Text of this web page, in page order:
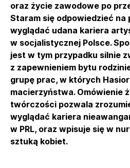
oraz życie zawodowe po
Staram się odpowiedzieć na
wyglądać udana kariera
w socjalistycznej Polsce.
jest w tym przypadku silnie
z zapewnieniem bytu
grupę prac, w których
macierzyństwa. Omówienie
twórczości pozwala
wyglądać kariera
w PRL, oraz wpisuje się w
sztuką kobiet.